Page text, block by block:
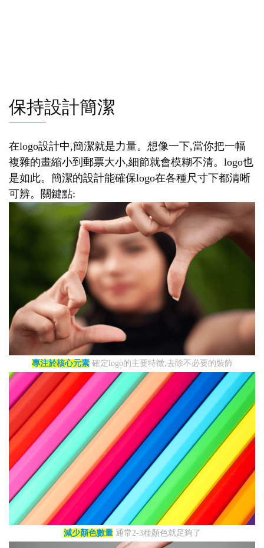
保持設計簡潔
在logo設計中,簡潔就是力量。想像一下,當你把一幅
複雜的畫縮小到郵票大小,細節就會模糊不清。logo也
是如此。簡潔的設計能確保logo在各種尺寸下都清晰
可辨。關鍵點:
專注於核心元素確定logo的主要特徵,去除不必要的裝飾
減少顏色數量通常2-3種顏色就足夠了